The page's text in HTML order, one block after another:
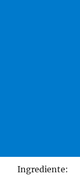
Ingrediente: